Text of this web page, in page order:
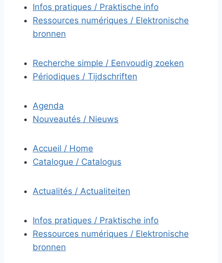
Infos pratiques / Praktische info
Ressources numériques / Elektronische
bronnen
Recherche simple / Eenvoudig zoeken
Périodiques / Tijdschriften
Agenda
Nouveautés / Nieuws
Accueil / Home
Catalogue / Catalogus
Actualités / Actualiteiten
Infos pratiques / Praktische info
Ressources numériques / Elektronische
bronnen